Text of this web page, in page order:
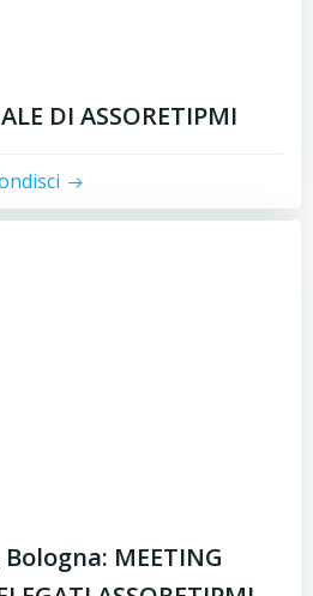
DI ASSORETIPMI
MEETING